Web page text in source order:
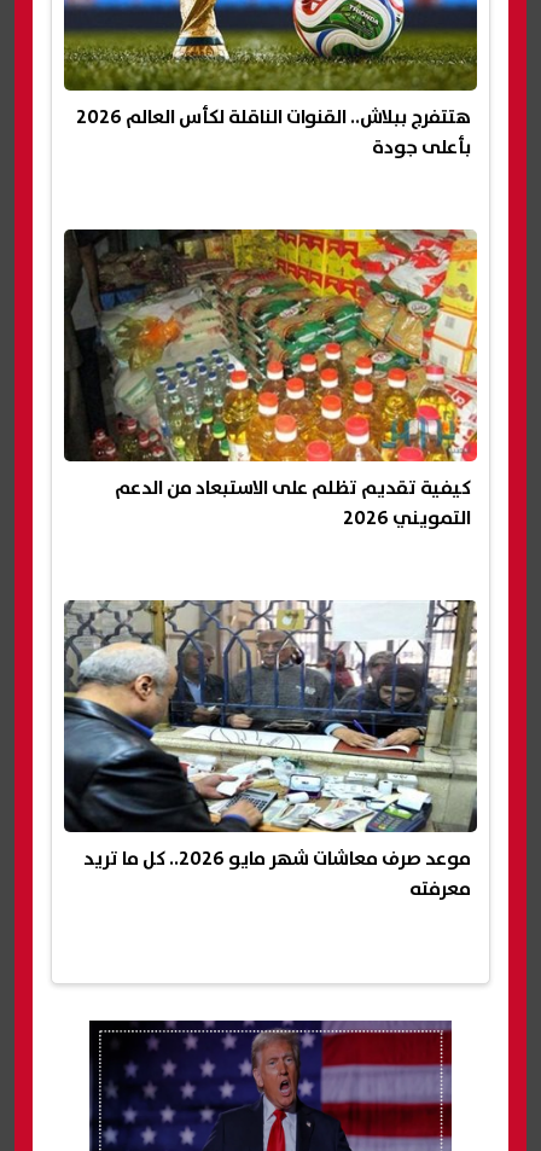
هتتفرج ببلاش.. القنوات الناقلة لكأس العالم 2026
بأعلى جودة
كيفية تقديم تظلم على الاستبعاد من الدعم
التمويني 2026
موعد صرف معاشات شهر مايو 2026.. كل ما تريد
معرفته